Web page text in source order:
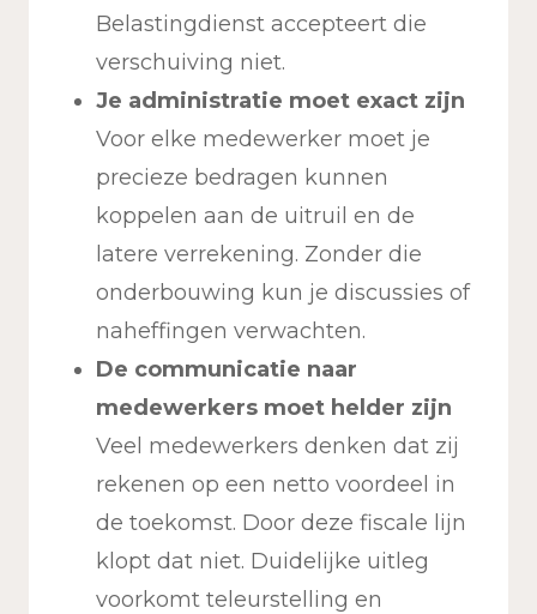
Belastingdienst accepteert die
verschuiving niet.
Je administratie moet exact zijn
Voor elke medewerker moet je
precieze bedragen kunnen
koppelen aan de uitruil en de
latere verrekening. Zonder die
onderbouwing kun je discussies of
naheffingen verwachten.
De communicatie naar
medewerkers moet helder zijn
Veel medewerkers denken dat zij
rekenen op een netto voordeel in
de toekomst. Door deze fiscale lijn
klopt dat niet. Duidelijke uitleg
voorkomt teleurstelling en